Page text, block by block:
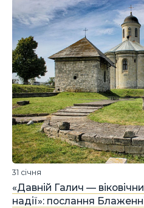
«Давній Галич —
надії»: послання
31 січня